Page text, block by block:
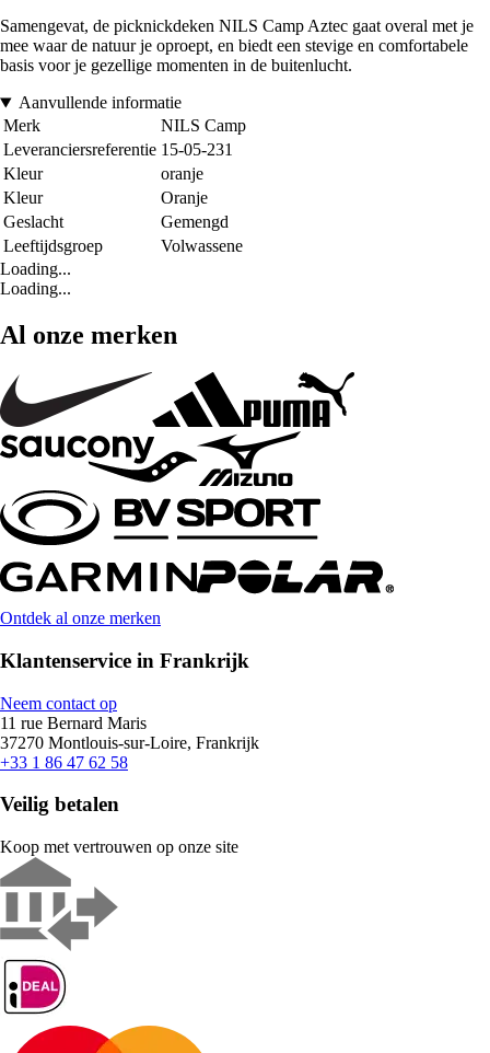
Samengevat, de picknickdeken NILS Camp Aztec gaat overal met je
mee waar de natuur je oproept, en biedt een stevige en comfortabele
basis voor je gezellige momenten in de buitenlucht.
Aanvullende informatie
Merk
NILS Camp
Leveranciersreferentie 15-05-231
Kleur
oranje
Kleur
Oranje
Geslacht
Gemengd
Leeftijdsgroep
Volwassene
Loading...
Loading...
Al onze merken
Ontdek al onze merken
Klantenservice in Frankrijk
Neem contact op
11 rue Bernard Maris
37270 Montlouis-sur-Loire, Frankrijk
+33 1 86 47 62 58
Veilig betalen
Koop met vertrouwen op onze site